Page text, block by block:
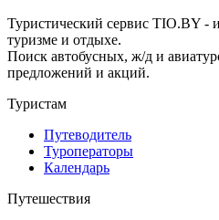
Туристический сервис TIO.BY -
туризме и отдыхе.
Поиск автобусных, ж/д и
предложений и акций.
Туристам
Путеводитель
Туроператоры
Календарь
Путешествия